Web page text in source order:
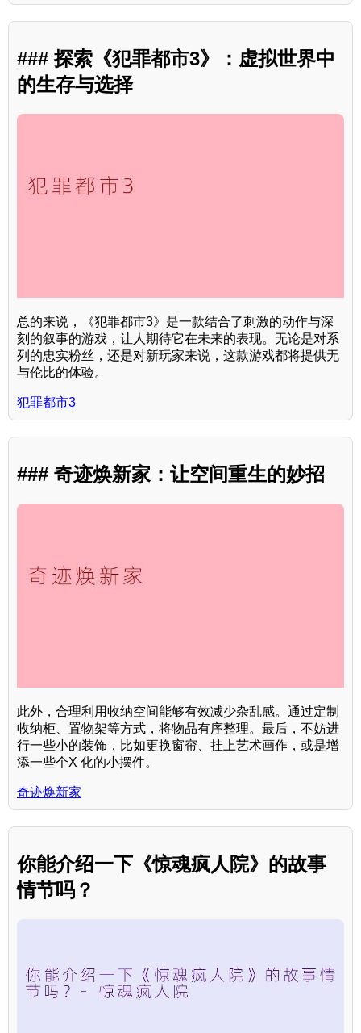
### 探索《犯罪都市3》：虚拟世界中
的生存与选择
总的来说，《犯罪都市3》是一款结合了刺激的动作与深
刻的叙事的游戏，让人期待它在未来的表现。无论是对系
列的忠实粉丝，还是对新玩家来说，这款游戏都将提供无
与伦比的体验。
犯罪都市3
### 奇迹焕新家：让空间重生的妙招
此外，合理利用收纳空间能够有效减少杂乱感。通过定制
收纳柜、置物架等方式，将物品有序整理。最后，不妨进
行一些小的装饰，比如更换窗帘、挂上艺术画作，或是增
添一些个X 化的小摆件。
奇迹焕新家
你能介绍一下《惊魂疯人院》的故事
情节吗？